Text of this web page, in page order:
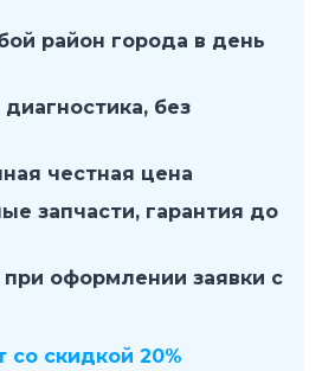
район города в день
без
честная цена
запчасти, гарантия до
при оформлении заявки с
со скидкой 20%